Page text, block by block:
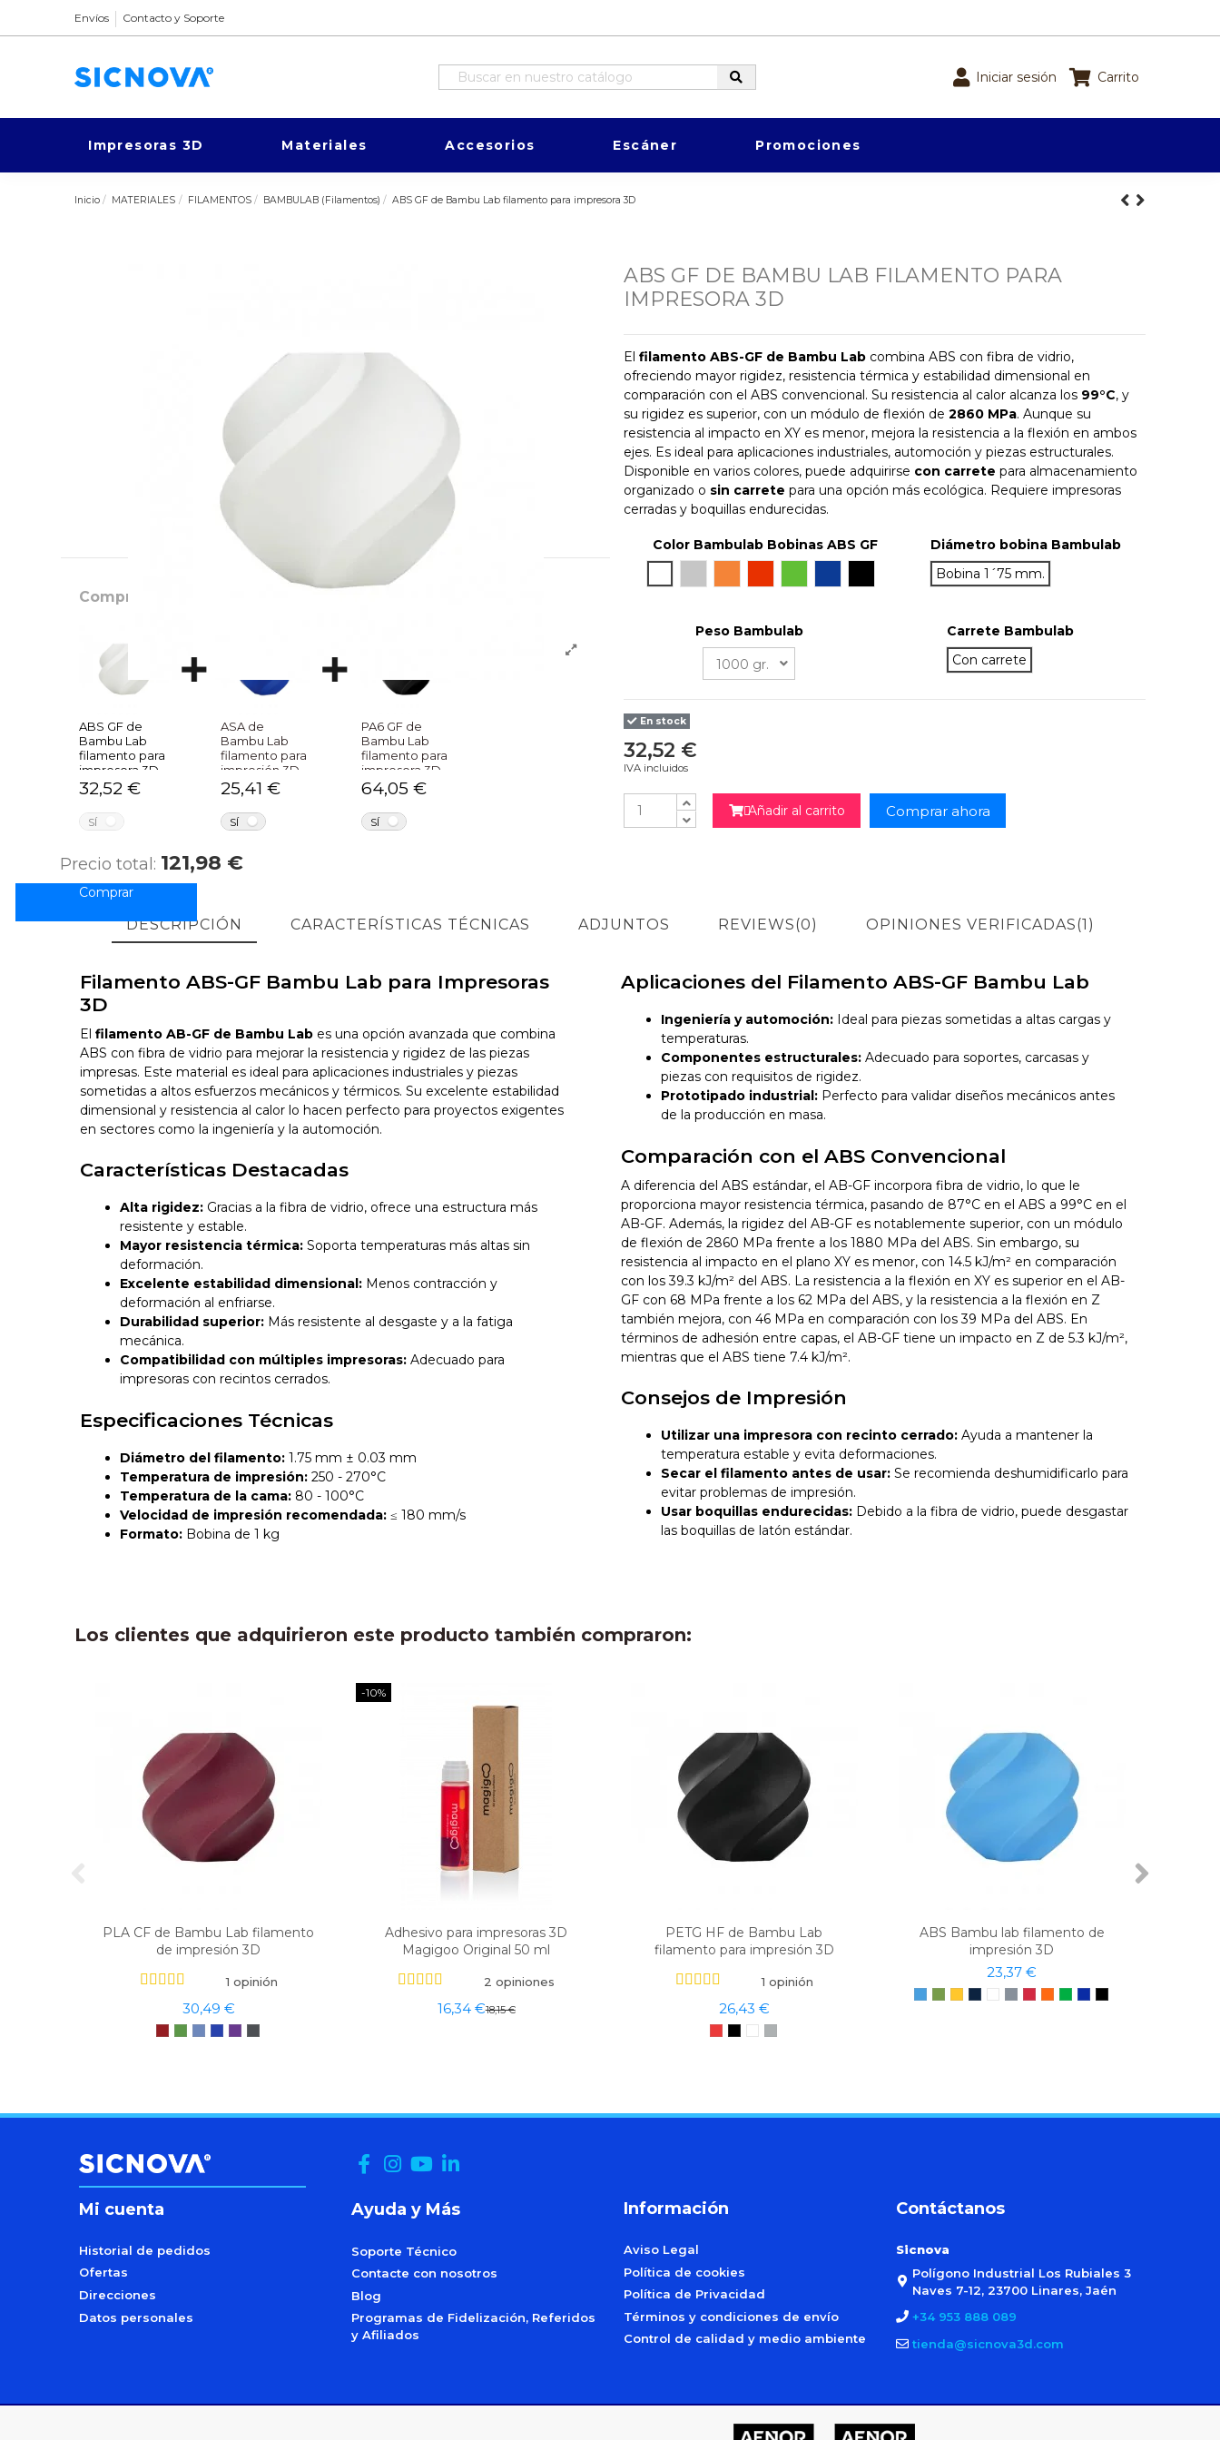
Envíos Contacto y Soporte
Iniciar sesión Carrito
Impresoras 3D Materiales Accesorios Escáner Promociones
Inicio MATERIALES FILAMENTOS BAMBULAB (Filamentos) ABS GF de Bambu Lab filamento para impresora 3D
ABS GF DE BAMBU LAB FILAMENTO PARA
IMPRESORA 3D
El filamento ABS-GF de Bambu Lab combina ABS con fibra de vidrio,
ofreciendo mayor rigidez, resistencia térmica y estabilidad dimensional en
comparación con el ABS convencional. Su resistencia al calor alcanza los 99°C, y
su rigidez es superior, con un módulo de flexión de 2860 MPa. Aunque su
resistencia al impacto en XY es menor, mejora la resistencia a la flexión en ambos
ejes. Es ideal para aplicaciones industriales, automoción y piezas estructurales.
Disponible en varios colores, puede adquirirse con carrete para almacenamiento
organizado o sin carrete para una opción más ecológica. Requiere impresoras
cerradas y boquillas endurecidas.
Color Bambulab Bobinas ABS GF
Diámetro bobina Bambulab
Bobina 1´75 mm.
Peso Bambulab
Carrete Bambulab
Con carrete
En stock
32,52 €
IVA incluidos

Añadir al carrito Comprar ahora
Comprados juntos habitualmente
ABS GF de
Bambu Lab
filamento para
impresora 3D
32,52 €
SÍ
ASA de
Bambu Lab
filamento para
impresión 3D
25,41 €
SÍ
PA6 GF de
Bambu Lab
filamento para
impresora 3D
64,05 €
SÍ
Precio total: 121,98 €
DESCRIPCIÓN CARACTERÍSTICAS TÉCNICAS ADJUNTOS REVIEWS(0) OPINIONES VERIFICADAS(1)
Filamento ABS-GF Bambu Lab para Impresoras
3D
Elfilamento AB-GF de Bambu Lab es una opción avanzada que combina
ABS con fibra de vidrio para mejorar la resistencia y rigidez de las piezas
impresas. Este material es ideal para aplicaciones industriales y piezas
sometidas a altos esfuerzos mecánicos y térmicos. Su excelente estabilidad
dimensional y resistencia al calor lo hacen perfecto para proyectos exigentes
en sectores como la ingeniería y la automoción.
Características Destacadas
Alta rigidez: Gracias a la fibra de vidrio, ofrece una estructura más
resistente y estable.
Mayor resistencia térmica: Soporta temperaturas más altas sin
deformación.
Excelente estabilidad dimensional: Menos contracción y
deformación al enfriarse.
Durabilidad superior: Más resistente al desgaste y a la fatiga
mecánica.
Compatibilidad con múltiples impresoras: Adecuado para
impresoras con recintos cerrados.
Especificaciones Técnicas
Diámetro del filamento: 1.75 mm ± 0.03 mm
Temperatura de impresión: 250 - 270°C
Temperatura de la cama: 80 - 100°C
Velocidad de impresión recomendada: ≤ 180 mm/s
Formato: Bobina de 1 kg
Aplicaciones del Filamento ABS-GF Bambu Lab
Ingeniería y automoción:Ideal para piezas sometidas a altas cargas y
temperaturas.
Componentes estructurales:Adecuado para soportes, carcasas y
piezas con requisitos de rigidez.
Prototipado industrial:Perfecto para validar diseños mecánicos antes
de la producción en masa.
Comparación con el ABS Convencional
A diferencia del ABS estándar, el AB-GF incorpora fibra de vidrio, lo que le
proporciona mayor resistencia térmica, pasando de 87°C en el ABS a 99°C en el
AB-GF. Además, la rigidez del AB-GF es notablemente superior, con un módulo
de flexión de 2860 MPa frente a los 1880 MPa del ABS. Sin embargo, su
resistencia al impacto en el plano XY es menor, con 14.5 kJ/m² en comparación
con los 39.3 kJ/m² del ABS. La resistencia a la flexión en XY es superior en el AB-
GF con 68 MPa frente a los 62 MPa del ABS, y la resistencia a la flexión en Z
también mejora, con 46 MPa en comparación con los 39 MPa del ABS. En
términos de adhesión entre capas, el AB-GF tiene un impacto en Z de 5.3 kJ/m²,
mientras que el ABS tiene 7.4 kJ/m².
Consejos de Impresión
Utilizar una impresora con recinto cerrado:Ayuda a mantener la
temperatura estable y evita deformaciones.
Secar el filamento antes de usar:Se recomienda deshumidificarlo para
evitar problemas de impresión.
Usar boquillas endurecidas:Debido a la fibra de vidrio, puede desgastar
las boquillas de latón estándar.
Los clientes que adquirieron este producto también compraron:
PLA CF de Bambu Lab filamento
de impresión 3D
1 opinión
30,49 €
-10%
Adhesivo para impresoras 3D
Magigoo Original 50 ml
2 opiniones
16,34 €18,15 €
PETG HF de Bambu Lab
filamento para impresión 3D
1 opinión
26,43 €
ABS Bambu lab filamento de
impresión 3D
23,37 €
Mi cuenta
Historial de pedidos
Ofertas
Direcciones
Datos personales
Ayuda y Más
Soporte Técnico
Contacte con nosotros
Blog
Programas de Fidelización, Referidos
y Afiliados
Información
Aviso Legal
Política de cookies
Política de Privacidad
Términos y condiciones de envío
Control de calidad y medio ambiente
Contáctanos
Sicnova
Polígono Industrial Los Rubiales 3
Naves 7-12, 23700 Linares, Jaén
+34 953 888 089
tienda@sicnova3d.com